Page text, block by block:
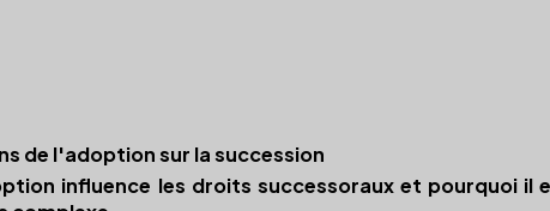
de l'adoption sur la succession
influence les droits successoraux et pourquoi il